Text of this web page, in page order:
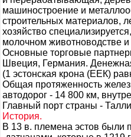
машиностроение и
строительных материалов,
хозяйство
молочном животноводстве
Основные торговые
Швеция, Германия.
(1 эстонская крона (ЕЕК)
Общая протяженность
автодорог - 14 800 км,
Главный порт страны -
История.
В 13 в. племена эстов были